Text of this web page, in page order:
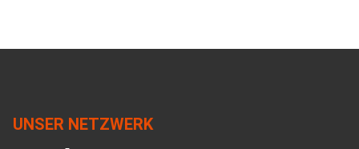
UNSER NETZWERK